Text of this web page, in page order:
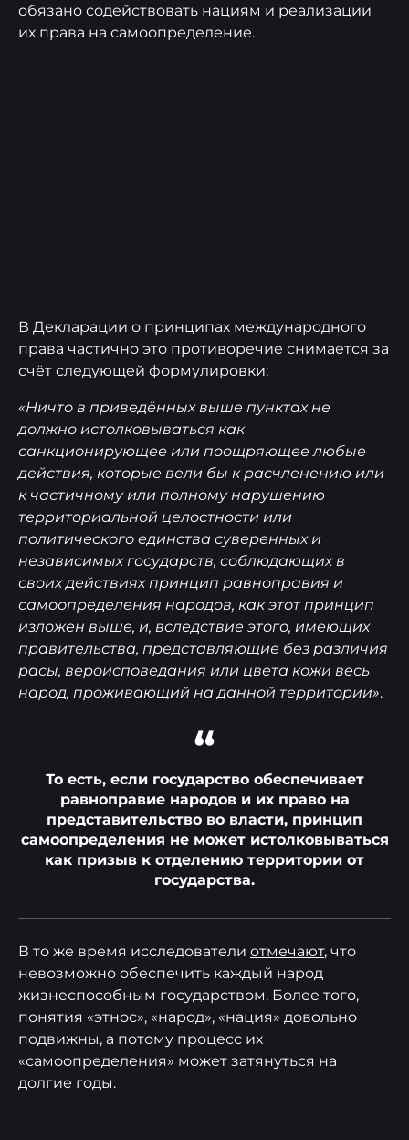
обязано содействовать нациям и реализации
их права на самоопределение.
В Декларации о принципах международного
права частично это противоречие снимается за
счёт следующей формулировки:
«Ничто в приведённых выше пунктах не
должно истолковываться как
санкционирующее или поощряющее любые
действия, которые вели бы к расчленению или
к частичному или полному нарушению
территориальной целостности или
политического единства суверенных и
независимых государств, соблюдающих в
своих действиях принцип равноправия и
самоопределения народов, как этот принцип
изложен выше, и, вследствие этого, имеющих
правительства, представляющие без различия
расы, вероисповедания или цвета кожи весь
народ, проживающий на данной территории».
“
То есть, если государство обеспечивает
равноправие народов и их право на
представительство во власти, принцип
самоопределения не может истолковываться
как призыв к отделению территории от
государства.
В то же время исследователи отмечают, что
невозможно обеспечить каждый народ
жизнеспособным государством. Более того,
понятия «этнос», «народ», «нация» довольно
подвижны, а потому процесс их
«самоопределения» может затянуться на
долгие годы.